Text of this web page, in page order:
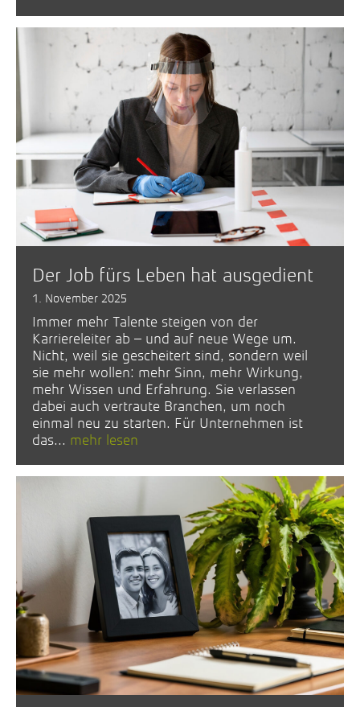
Der Job fürs Leben hat ausgedient
1. November 2025
Immer mehr Talente steigen von der
Karriereleiter ab – und auf neue Wege um.
Nicht, weil sie gescheitert sind, sondern weil
sie mehr wollen: mehr Sinn, mehr Wirkung,
mehr Wissen und Erfahrung. Sie verlassen
dabei auch vertraute Branchen, um noch
einmal neu zu starten. Für Unternehmen ist
das... mehr lesen